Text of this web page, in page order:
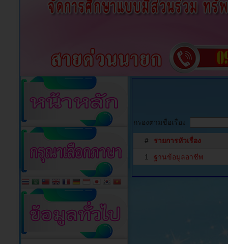
กรองตามชื่อเรื่อง
#
รายการหัวเรื่อง
1
ฐานข้อมูลอาชีพ